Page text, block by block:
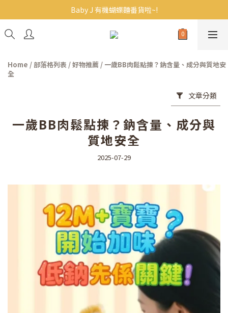
Baby J 有機蝴蝶麵番貨啦~!
Baby J 有機蝴蝶麵番貨啦~!
BB主食/幼兒食品現貨｜滿$300免運｜滿$500再9折
Baby J 有機蝴蝶麵番貨啦~!
Home / 部落格列表 /好物推薦 / 一歲BB肉鬆點揀？鈉含量、成分與質地安
全
文章分類
一歲BB肉鬆點揀？鈉含量、成分與
質地安全
2025-07-29